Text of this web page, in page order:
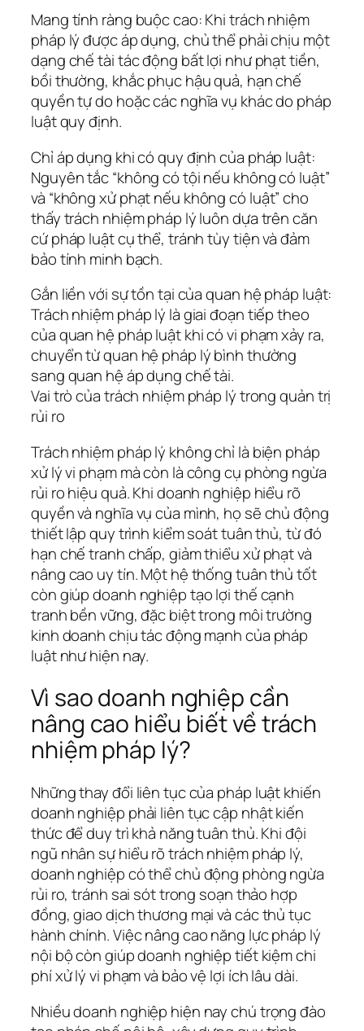
Mang tính ràng buộc cao: Khi trách nhiệm
pháp lý được áp dụng, chủ thể phải chịu một
dạng chế tài tác động bất lợi như phạt tiền,
bồi thường, khắc phục hậu quả, hạn chế
quyền tự do hoặc các nghĩa vụ khác do pháp
luật quy định.
Chỉ áp dụng khi có quy định của pháp luật:
Nguyên tắc “không có tội nếu không có luật”
và “không xử phạt nếu không có luật” cho
thấy trách nhiệm pháp lý luôn dựa trên căn
cứ pháp luật cụ thể, tránh tùy tiện và đảm
bảo tính minh bạch.
Gắn liền với sự tồn tại của quan hệ pháp luật:
Trách nhiệm pháp lý là giai đoạn tiếp theo
của quan hệ pháp luật khi có vi phạm xảy ra,
chuyển từ quan hệ pháp lý bình thường
sang quan hệ áp dụng chế tài.
Vai trò của trách nhiệm pháp lý trong quản trị
rủi ro
Trách nhiệm pháp lý không chỉ là biện pháp
xử lý vi phạm mà còn là công cụ phòng ngừa
rủi ro hiệu quả. Khi doanh nghiệp hiểu rõ
quyền và nghĩa vụ của mình, họ sẽ chủ động
thiết lập quy trình kiểm soát tuân thủ, từ đó
hạn chế tranh chấp, giảm thiểu xử phạt và
nâng cao uy tín. Một hệ thống tuân thủ tốt
còn giúp doanh nghiệp tạo lợi thế cạnh
tranh bền vững, đặc biệt trong môi trường
kinh doanh chịu tác động mạnh của pháp
luật như hiện nay.
Vì sao doanh nghiệp cần
nâng cao hiểu biết về trách
nhiệm pháp lý?
Những thay đổi liên tục của pháp luật khiến
doanh nghiệp phải liên tục cập nhật kiến
thức để duy trì khả năng tuân thủ. Khi đội
ngũ nhân sự hiểu rõ trách nhiệm pháp lý,
doanh nghiệp có thể chủ động phòng ngừa
rủi ro, tránh sai sót trong soạn thảo hợp
đồng, giao dịch thương mại và các thủ tục
hành chính. Việc nâng cao năng lực pháp lý
nội bộ còn giúp doanh nghiệp tiết kiệm chi
phí xử lý vi phạm và bảo vệ lợi ích lâu dài.
Nhiều doanh nghiệp hiện nay chú trọng đào